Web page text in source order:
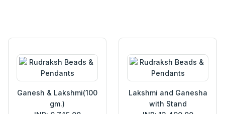
Ganesh & Lakshmi(100
gm.)
Lakshmi and Ganesha
with Stand